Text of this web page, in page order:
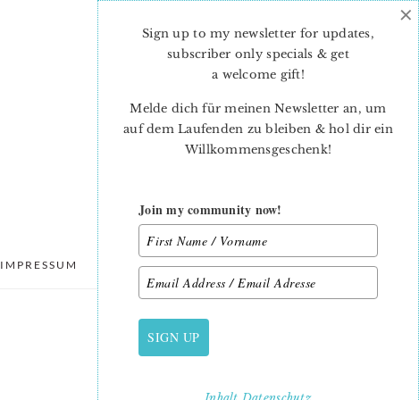
IMPRESSUM DATENSCHUTZ
PRIMARY
SIDEBAR
Sign up to my newsletter for updates,
subscriber only specials & get
a welcome gift!
Melde dich für meinen Newsletter an, um
auf dem Laufenden zu bleiben & hol dir ein
Willkommensgeschenk!
Join my community now!
SIGN UP
×